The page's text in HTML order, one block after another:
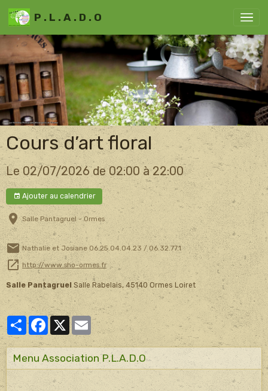
P . L . A . D . O
Cours d’art floral
Le 02/07/2026 de 02:00 à 22:00
Ajouter au calendrier
Salle Pantagruel - Ormes
Nathalie et Josiane 06.25.04.04.23 / 06.32.77.1
http://www.sho-ormes.fr
Salle Pantagruel Salle Rabelais, 45140 Ormes Loiret
PartagerFacebook
X Email
Menu Association P.L.A.D.O